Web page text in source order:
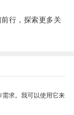
行，探索更多关
求。我可以使用它来